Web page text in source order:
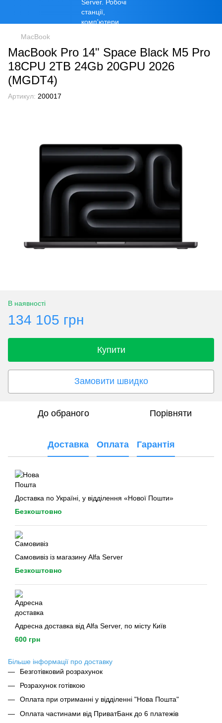
MacBook
MacBook Pro 14" Space Black M5 Pro
18CPU 2TB 24Gb 20GPU 2026
(MGDT4)
Артикул: 200017
В наявності
134 105 грн
Купити
Замовити швидко
До обраного Порівняти
Доставка Оплата Гарантія
Доставка по Україні, у відділення «Нової Пошти»
Безкоштовно
Самовивіз із магазину Alfa Server
Безкоштовно
Адресна доставка від Alfa Server, по місту Київ
600 грн
Більше інформації про доставку
Безготівковий розрахунок
Розрахунок готівкою
Оплата при отриманні у відділенні "Нова Пошта"
Оплата частинами від ПриватБанк до 6 платежів